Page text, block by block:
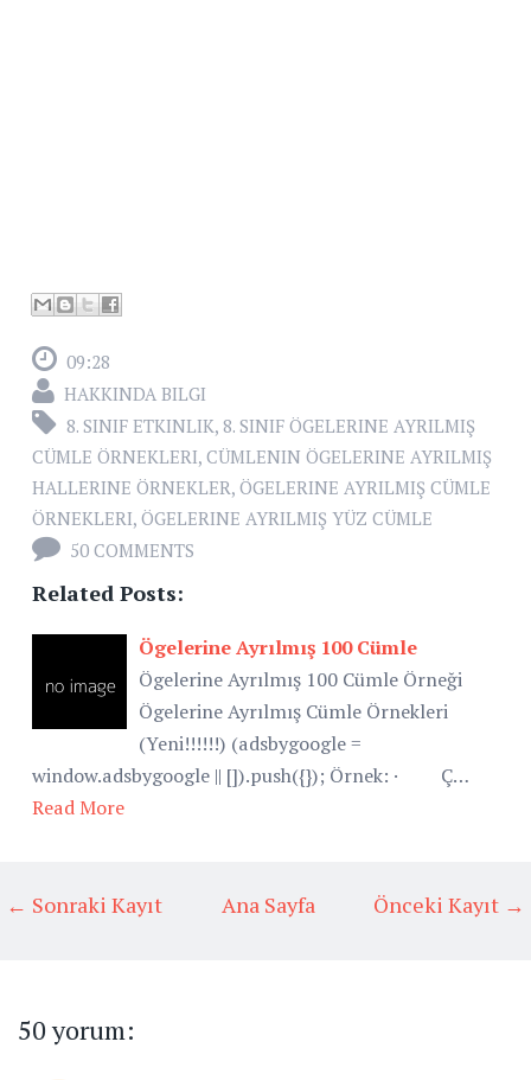
09:28
HAKKINDA BILGI
8. SINIF ETKINLIK, 8. SINIF ÖGELERINE AYRILMIŞ
CÜMLE ÖRNEKLERI, CÜMLENIN ÖGELERINE AYRILMIŞ
HALLERINE ÖRNEKLER, ÖGELERINE AYRILMIŞ CÜMLE
ÖRNEKLERI, ÖGELERINE AYRILMIŞ YÜZ CÜMLE
50 COMMENTS
Related Posts:
Ögelerine Ayrılmış 100 Cümle
Ögelerine Ayrılmış 100 Cümle Örneği
Ögelerine Ayrılmış Cümle Örnekleri
(Yeni!!!!!!) (adsbygoogle =
window.adsbygoogle || []).push({}); Örnek: · Ç…
Read More
← Sonraki Kayıt Önceki Kayıt →
Ana Sayfa
50 yorum: